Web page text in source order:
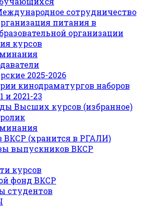
сотрудничество
питания в
организации
курсов
2025-2026
кинодраматургов наборов
и 2021-23
Высших курсов (избранное)
ВКСР (хранится в РГАЛИ)
выпускников ВКСР
курсов
фонд ВКСР
студентов